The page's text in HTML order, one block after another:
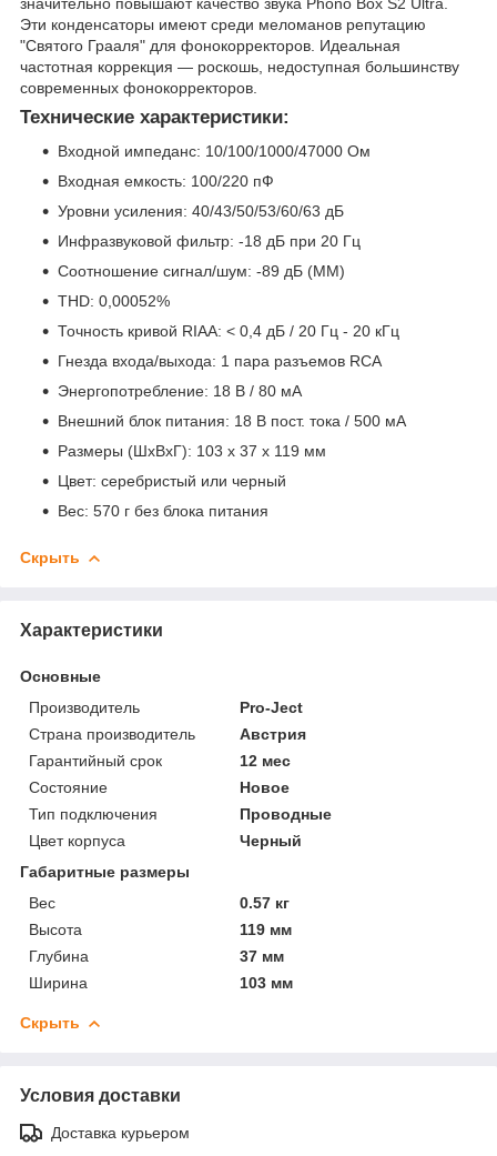
значительно повышают качество звука Phono Box S2 Ultra.
Эти конденсаторы имеют среди меломанов репутацию
"Святого Грааля" для фонокорректоров. Идеальная
частотная коррекция — роскошь, недоступная большинству
современных фонокорректоров.
Технические характеристики:
Входной импеданс: 10/100/1000/47000 Ом
Входная емкость: 100/220 пФ
Уровни усиления: 40/43/50/53/60/63 дБ
Инфразвуковой фильтр: -18 дБ при 20 Гц
Соотношение сигнал/шум: -89 дБ (ММ)
THD: 0,00052%
Точность кривой RIAA: < 0,4 дБ / 20 Гц - 20 кГц
Гнезда входа/выхода: 1 пара разъемов RCA
Энергопотребление: 18 В / 80 мА
Внешний блок питания: 18 В пост. тока / 500 мА
Размеры (ШхВхГ): 103 x 37 x 119 мм
Цвет: серебристый или черный
Вес: 570 г без блока питания
Скрыть
Характеристики
Основные
Производитель
Pro-Ject
Страна производитель
Австрия
Гарантийный срок
12 мес
Состояние
Новое
Тип подключения
Проводные
Цвет корпуса
Черный
Габаритные размеры
Вес
0.57 кг
Высота
119 мм
Глубина
37 мм
Ширина
103 мм
Скрыть
Условия доставки
Доставка курьером